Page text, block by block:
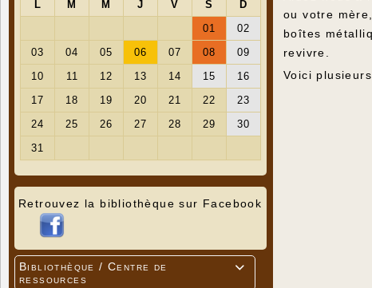
Retrouvez la bibliothèque sur Facebook

Bibliothèque / Centre de
ressources
ou votre
boîtes
revivre.
Voici